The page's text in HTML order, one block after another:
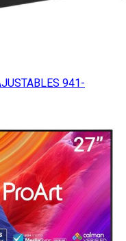
941-